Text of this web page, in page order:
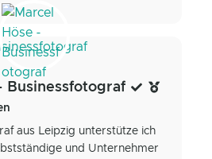
Businessfotograf
aus Leipzig unterstütze ich
und Unternehmer